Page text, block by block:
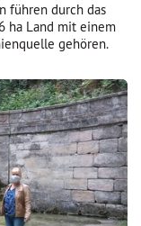
führen durch das
ha Land mit einem
gehören.